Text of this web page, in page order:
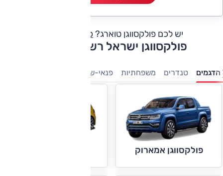
יש לכם פולקסווגן טוארג? כתבו חוות דעת
פולקסווגן ישראל רשימת דגמים
הדגמים טנדרים משפחתיות פנאי-שטח
פולקסווגן אמארוק